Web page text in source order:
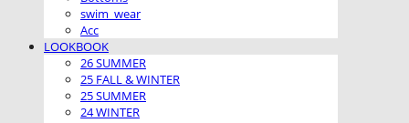
swim_wear
Acc
LOOKBOOK
26 SUMMER
25 FALL & WINTER
25 SUMMER
24 WINTER